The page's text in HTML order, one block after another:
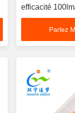
efficacité
de vitrine et de
de gammeParlez